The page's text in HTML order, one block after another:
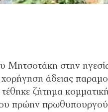
Μητσοτάκη στην
άδειας
ζήτημα
πρώην